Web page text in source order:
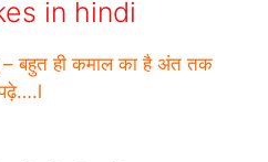
in hindi
– बहुत ही कमाल का है अंत तक